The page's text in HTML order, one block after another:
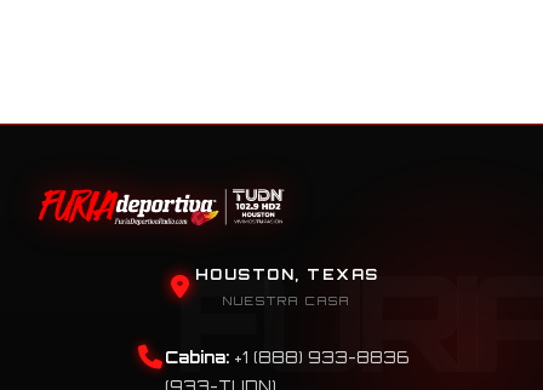
HOUSTON, TEXAS
NUESTRA CASA
Cabina: +1 (888) 933-8836